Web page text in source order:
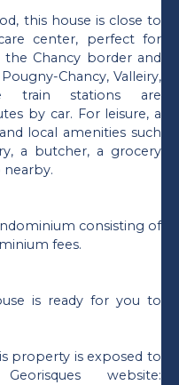
this house is close to
center, perfect for
Chancy border and
Chancy, Valleiry,
train stations are
by car. For leisure, a
local amenities such
a butcher, a grocery
nearby.
consisting of
fees.
is ready for you to
property is exposed to
website: